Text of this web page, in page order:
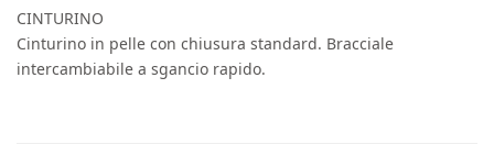
CINTURINO
Cinturino in pelle con chiusura standard. Bracciale
intercambiabile a sgancio rapido.